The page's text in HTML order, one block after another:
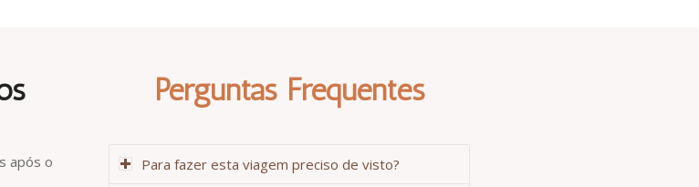
após o
Perguntas Frequentes
Para fazer esta viagem preciso de visto?